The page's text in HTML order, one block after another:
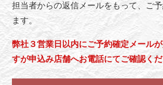
担当者からの返信メールをもって、ご
ます。
弊社３営業日以内にご予約確定メール
すが申込み店舗へお電話にてご確認くだ